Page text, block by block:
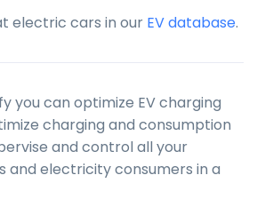
electric cars in our EV database.
you can optimize EV charging
charging and consumption
and control all your
and electricity consumers in a